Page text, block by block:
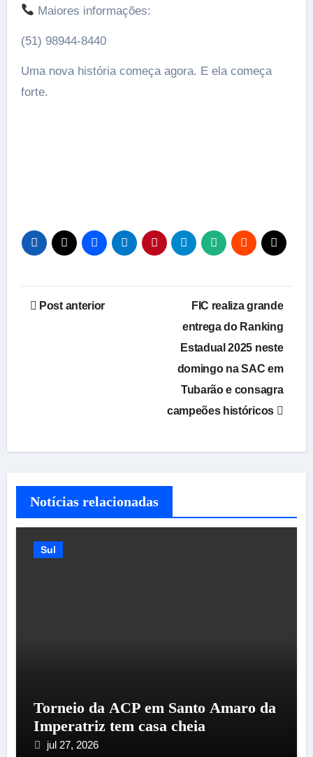
Maiores informações:
(51) 98944-8440
Uma nova história começa agora. E ela começa
forte.
Navegação
Post anterior
FIC realiza grande
entrega do Ranking
Estadual 2025 neste
domingo na SAC em
Tubarão e consagra
campeões históricos
Notícias relacionadas
Sul
Torneio da ACP em Santo Amaro da
Imperatriz tem casa cheia
jul 27, 2026